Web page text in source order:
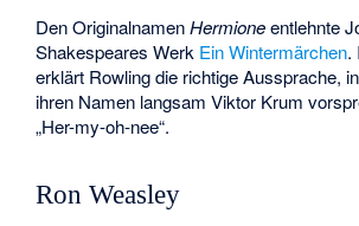
Den OriginalnamenHermioneentlehnte
Shakespeares Werk Ein Wintermärchen.
erklärt Rowling die richtige Aussprache,
ihren Namen langsam Viktor Krum
„Her-my-oh-nee“.
Ron Weasley